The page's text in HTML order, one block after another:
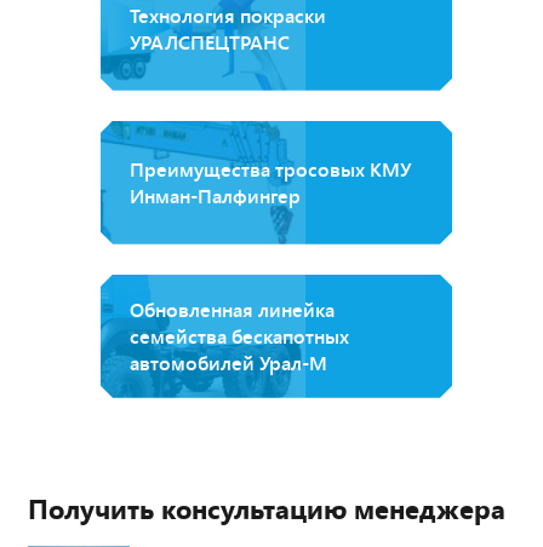
Технология покраски
УРАЛСПЕЦТРАНС
Преимущества тросовых КМУ
Инман-Палфингер
Обновленная линейка
семейства бескапотных
автомобилей Урал-М
Получить консультацию менеджера